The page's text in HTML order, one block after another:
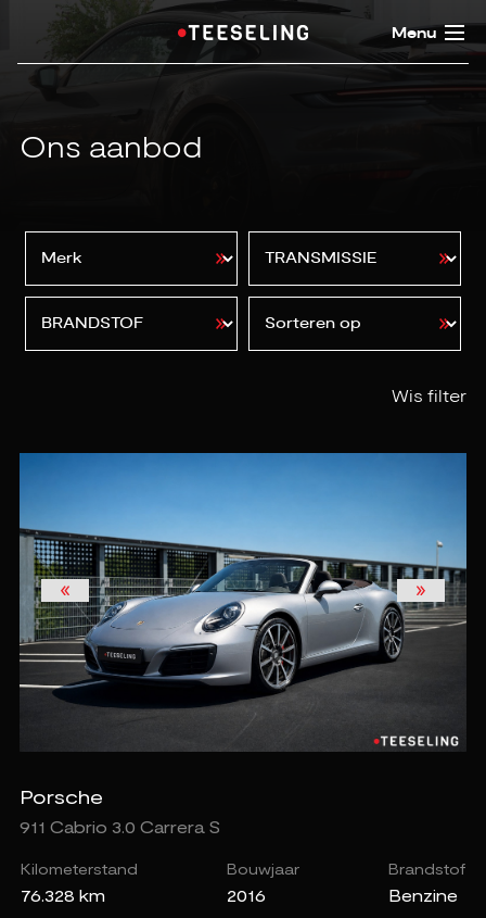
Menu
Ons aanbod
Wis filter
Porsche
911 Cabrio 3.0 Carrera S
Kilometerstand
76.328 km
Bouwjaar
2016
Brandstof
Benzine